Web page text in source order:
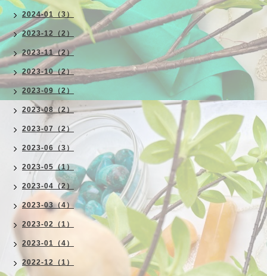
2024-01（3）
2023-12（2）
2023-11（2）
2023-10（2）
2023-09（2）
2023-08（2）
2023-07（2）
2023-06（3）
2023-05（1）
2023-04（2）
2023-03（4）
2023-02（1）
2023-01（4）
2022-12（1）